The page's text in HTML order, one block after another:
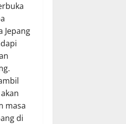
Jepang
masa
di